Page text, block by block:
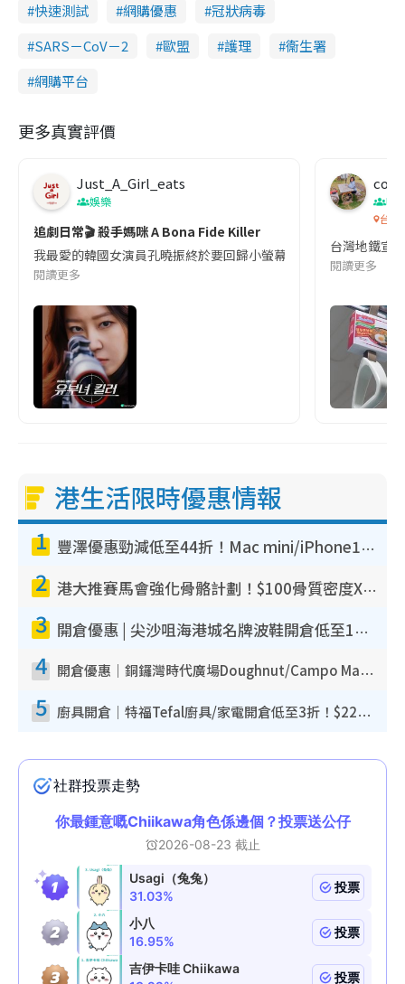
快速測試
網購優惠
冠狀病毒
SARS－CoV－2
歐盟 護理
衞生署
網購平台
更多真實評價
Just_A_Girl_eats
娛樂
追劇日常🎬 殺手媽咪 A Bona Fide Killer
我最愛的韓國女演員孔曉振終於要回歸小螢幕啦!這次的劇本改編
閱讀更多
co
吹
台灣
台灣地鐵宣
閱讀更多
港生活限時優惠情報
1 豐澤優惠勁減低至44折！Mac mini/iPhone17Pro大減價！廚房家電$220起
2 港大推賽馬會強化骨骼計劃！$100骨質密度X光檢查 完成免費運動訓練送超市禮券！附參加資格
3 開倉優惠 | 尖沙咀海港城名牌波鞋開倉低至1折！On鞋$899起／Joy&Peace鞋履$98起
4 開倉優惠｜銅鑼灣時代廣場Doughnut/Campo Marzio開倉低至1折！背囊、書包、手袋劈價$200起
5 廚具開倉｜特福Tefal廚具/家電開倉低至3折！$220起買平底鍋/炒鑊/湯煲！電飯煲/吸塵機/燙斗$418起